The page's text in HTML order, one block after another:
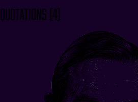
Quotations (4)